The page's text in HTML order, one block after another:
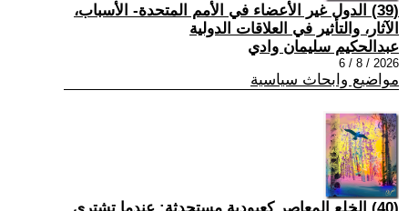
(39) الدول غير الأعضاء في الأمم المتحدة- الأسباب،
الآثار، والتأثير في العلاقات الدولية
عبدالحكيم سليمان وادي
2026 / 8 / 6
مواضيع وابحاث سياسية